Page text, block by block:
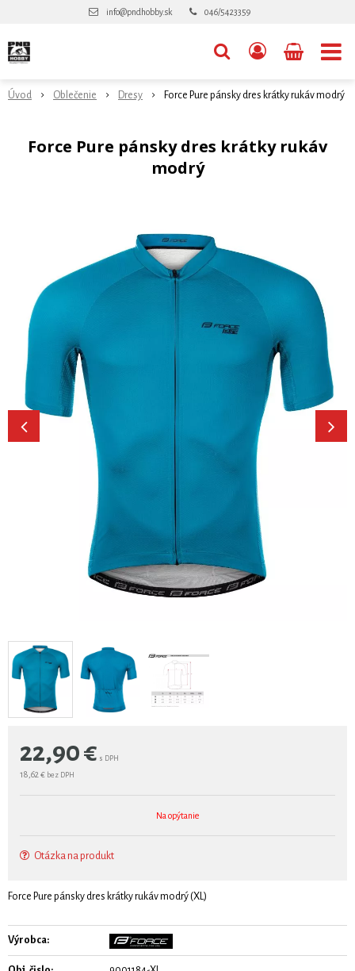
info@pndhobby.sk 046/5423359
Úvod Oblečenie Dresy Force Pure pánsky dres krátky rukáv modrý
Force Pure pánsky dres krátky rukáv
modrý
22,90€ s DPH
18,62 € bez DPH
Na opýtanie
Otázka na produkt
Force Pure pánsky dres krátky rukáv modrý (XL)
Výrobca: